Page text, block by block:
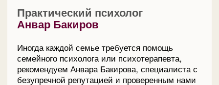
Практический психолог
Анвар Бакиров
Иногда каждой семье требуется помощь
семейного психолога или психотерапевта,
рекомендуем Анвара Бакирова, специалиста с
безупречной репутацией и проверенным нами